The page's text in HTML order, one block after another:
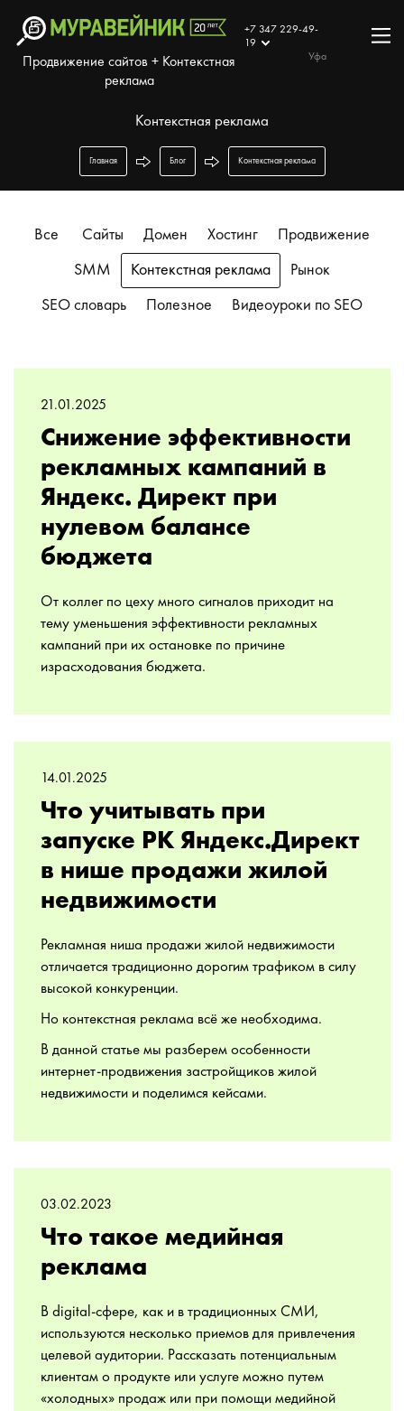
Продвижение сайтов + Контекстная
реклама
+7 347 229-49-
19
Уфа
Контекстная реклама
Главная Блог Контекстная реклама
Все Сайты Домен Хостинг Продвижение
SMM Контекстная реклама Рынок
SEO словарь Полезное Видеоуроки по SEO
21.01.2025
Снижение эффективности
рекламных кампаний в
Яндекс. Директ при
нулевом балансе
бюджета
От коллег по цеху много сигналов приходит на
тему уменьшения эффективности рекламных
кампаний при их остановке по причине
израсходования бюджета.
14.01.2025
Что учитывать при
запуске РК Яндекс.Директ
в нише продажи жилой
недвижимости
Рекламная ниша продажи жилой недвижимости
отличается традиционно дорогим трафиком в силу
высокой конкуренции.
Но контекстная реклама всё же необходима.
В данной статье мы разберем особенности
интернет-продвижения застройщиков жилой
недвижимости и поделимся кейсами.
03.02.2023
Что такое медийная
реклама
В digital-сфере, как и в традиционных СМИ,
используются несколько приемов для привлечения
целевой аудитории. Рассказать потенциальным
клиентам о продукте или услуге можно путем
«холодных» продаж или при помощи медийной